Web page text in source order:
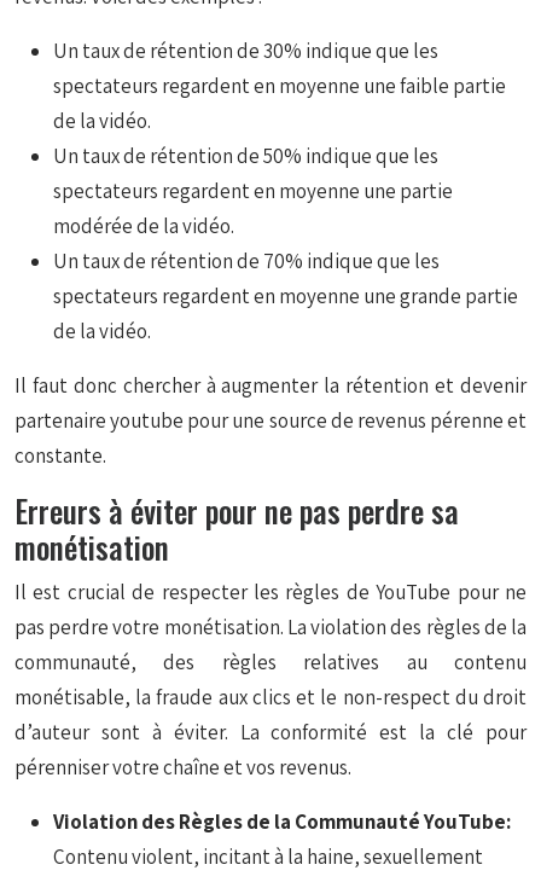
Un taux de rétention de 30% indique que les
spectateurs regardent en moyenne une faible partie
de la vidéo.
Un taux de rétention de 50% indique que les
spectateurs regardent en moyenne une partie
modérée de la vidéo.
Un taux de rétention de 70% indique que les
spectateurs regardent en moyenne une grande partie
de la vidéo.
Il faut donc chercher à augmenter la rétention et devenir
partenaire youtube pour une source de revenus pérenne et
constante.
Erreurs à éviter pour ne pas perdre sa
monétisation
Il est crucial de respecter les règles de YouTube pour ne
pas perdre votre monétisation. La violation des règles de la
communauté, des règles relatives au contenu
monétisable, la fraude aux clics et le non-respect du droit
d’auteur sont à éviter. La conformité est la clé pour
pérenniser votre chaîne et vos revenus.
Violation des Règles de la Communauté YouTube:
Contenu violent, incitant à la haine, sexuellement